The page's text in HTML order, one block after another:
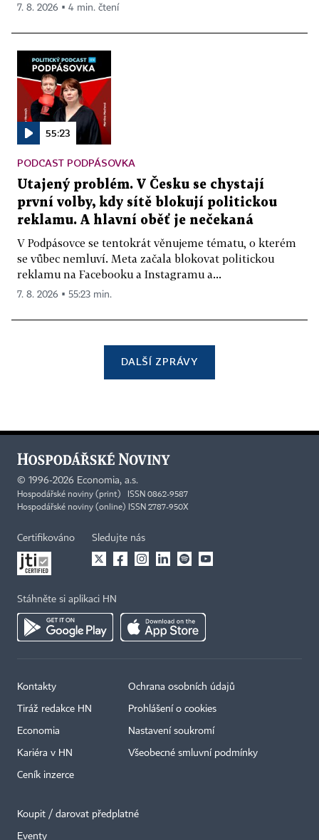
7. 8. 2026 ▪ 4 min. čtení
55:23
PODCAST PODPÁSOVKA
Utajený problém. V Česku se chystají
první volby, kdy sítě blokují politickou
reklamu. A hlavní oběť je nečekaná
V Podpásovce se tentokrát věnujeme tématu, o kterém
se vůbec nemluví. Meta začala blokovat politickou
reklamu na Facebooku a Instagramu a...
7. 8. 2026 ▪ 55:23 min.
DALŠÍ ZPRÁVY
© 1996-2026 Economia, a.s.
Hospodářské noviny (print) ISSN 0862-9587
Hospodářské noviny (online) ISSN 2787-950X
Certifikováno Sledujte nás
Stáhněte si aplikaci HN
Kontakty
Tiráž redakce HN
Economia
Kariéra v HN
Ceník inzerce
Ochrana osobních údajů
Prohlášení o cookies
Nastavení soukromí
Všeobecné smluvní podmínky
Koupit / darovat předplatné
Eventy